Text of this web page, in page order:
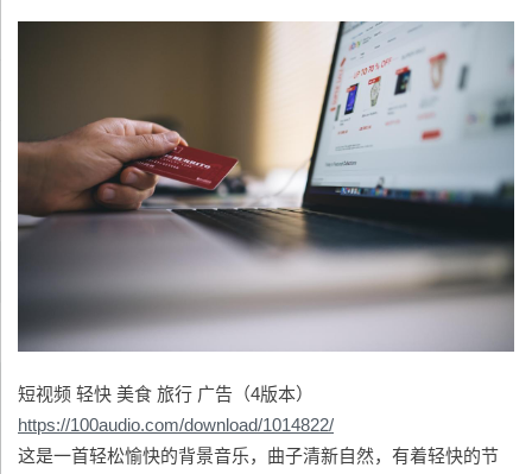
短视频 轻快 美食 旅行 广告（4版本）
https://100audio.com/download/1014822/
这是一首轻松愉快的背景音乐，曲子清新自然，有着轻快的节